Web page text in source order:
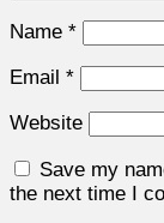
Name *
Email *
Website
Save my
the next time I